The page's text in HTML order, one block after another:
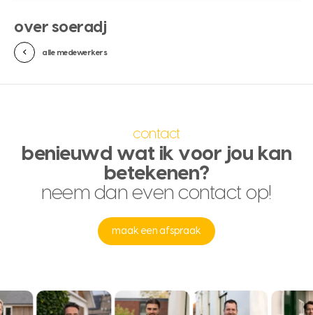
over soeradj
alle medewerkers
contact
benieuwd wat ik voor jou kan
betekenen?
neem dan even contact op!
maak een afspraak